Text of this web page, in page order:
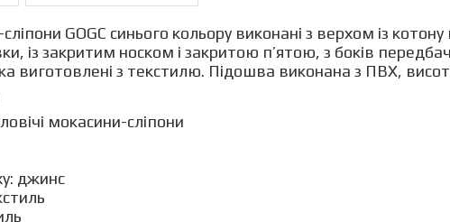
GOGC синього кольору виконані з верхом із
із закритим носком і закритою п’ятою, з боків
виготовлені з текстилю. Підошва виконана з ПВХ,
мокасини-сліпони
джинс